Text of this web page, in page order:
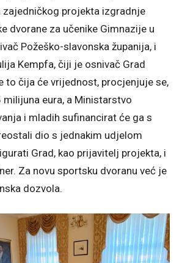
zajedničkog projekta izgradnje
dvorane za učenike Gimnazije u
Požeško-slavonska županija, i
Kempfa, čiji je osnivač Grad
to čija će vrijednost, procjenjuje se,
milijuna eura, a Ministarstvo
i mladih sufinancirat će ga s
dio s jednakim udjelom
Grad, kao prijavitelj projekta, i
Za novu sportsku dvoranu već je
dozvola.